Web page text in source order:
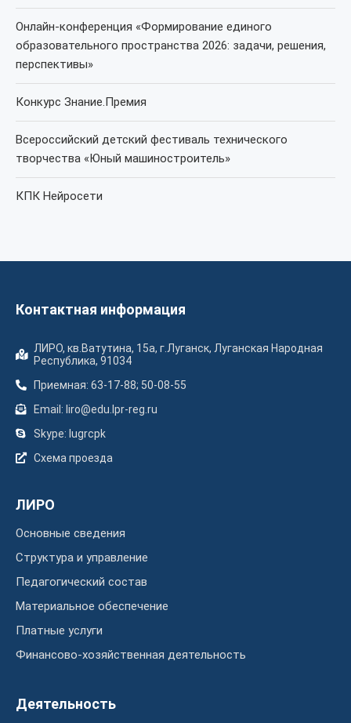
Онлайн-конференция «Формирование единого
образовательного пространства 2026: задачи, решения,
перспективы»
Конкурс Знание.Премия
Всероссийский детский фестиваль технического
творчества «Юный машиностроитель»
КПК Нейросети
Контактная информация
ЛИРО, кв.Ватутина, 15а, г.Луганск, Луганская Народная
Республика, 91034
Приемная: 63-17-88; 50-08-55
Email: liro@edu.lpr-reg.ru
Skype: lugrcpk
Схема проезда
ЛИРО
Основные сведения
Структура и управление
Педагогический состав
Материальное обеспечение
Платные услуги
Финансово-хозяйственная деятельность
Деятельность